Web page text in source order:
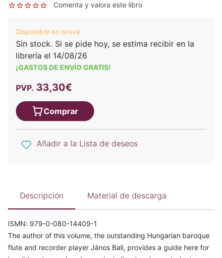
Comenta y valora este libro
Disponible en breve
Sin stock. Si se pide hoy, se estima recibir en la
librería el 14/08/26
¡GASTOS DE ENVÍO GRATIS!
PVP. 33,30€
Comprar
Añadir a la Lista de deseos
Descripción Material de descarga
ISMN: 979-0-080-14409-1
The author of this volume, the outstanding Hungarian baroque
flute and recorder player János Bali, provides a guide here for